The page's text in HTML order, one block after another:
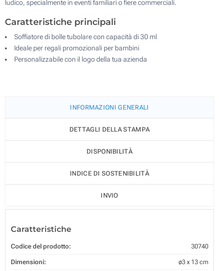
ludico, specialmente in eventi familiari o fiere commerciali.
Caratteristiche principali
Soffiatore di bolle tubolare con capacità di 30 ml
Ideale per regali promozionali per bambini
Personalizzabile con il logo della tua azienda
INFORMAZIONI GENERALI
DETTAGLI DELLA STAMPA
DISPONIBILITÀ
INDICE DI SOSTENIBILITÀ
INVIO
Caratteristiche
Codice del prodotto: 30740
Dimensioni: ø3 x 13 cm